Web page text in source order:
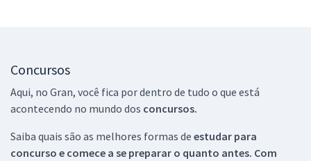
Concursos
Aqui, no Gran, você fica por dentro de tudo o que está
acontecendo no mundo dos concursos.
Saiba quais são as melhores formas de estudar para
concurso e comece a se preparar o quanto antes. Com